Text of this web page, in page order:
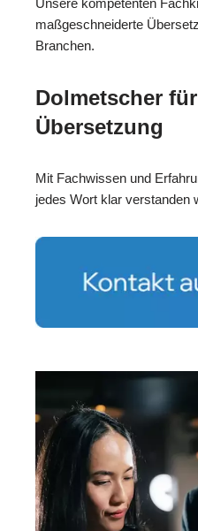
maßgeschneiderte
Branchen.
Dolmetscher
Übersetzung
Mit Fachwissen und
jedes Wort klar verstanden